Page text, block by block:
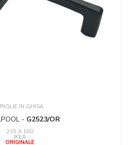
IN GHISA
- G2523/OR
215 X 180
IKEA
ORIGINALE